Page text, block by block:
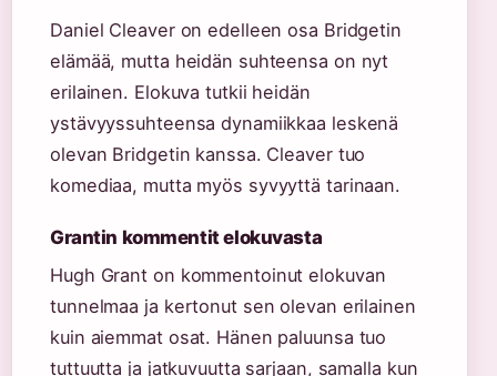
Daniel Cleaver on edelleen osa Bridgetin
elämää, mutta heidän suhteensa on nyt
erilainen. Elokuva tutkii heidän
ystävyyssuhteensa dynamiikkaa leskenä
olevan Bridgetin kanssa. Cleaver tuo
komediaa, mutta myös syvyyttä tarinaan.
Grantin kommentit elokuvasta
Hugh Grant on kommentoinut elokuvan
tunnelmaa ja kertonut sen olevan erilainen
kuin aiemmat osat. Hänen paluunsa tuo
tuttuutta ja jatkuvuutta sarjaan, samalla kun